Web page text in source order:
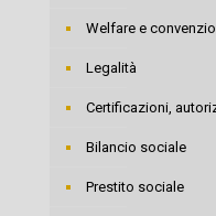
Welfare e
Legalità
Certificazioni,
Bilancio sociale
Prestito sociale